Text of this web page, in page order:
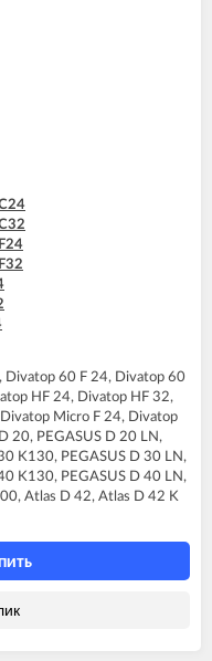
Nox C24
Nox C32
Nox F24
Nox F32
C24
C32
F24
F32
F37
Divatop 60 F 24, Divatop 60
HF 24, Divatop HF 32,
Micro F 24, Divatop
20, PEGASUS D 20 LN,
K130, PEGASUS D 30 LN,
K130, PEGASUS D 40 LN,
Atlas D 42, Atlas D 42 K